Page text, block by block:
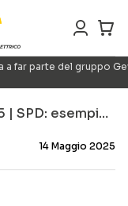
a far parte del gruppo
| SPD: esempi…
14 Maggio 2025